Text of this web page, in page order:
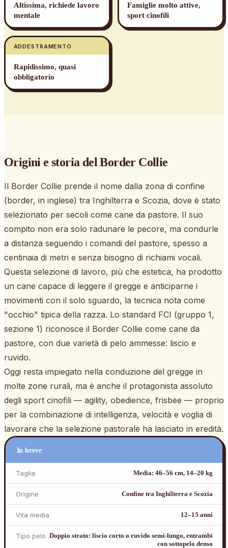
Altissima, richiede lavoro
mentale
Famiglie molto attive,
sport cinofili
ADDESTRAMENTO
Rapidissimo, quasi
obbligatorio
Origini e storia del Border Collie
Il Border Collie prende il nome dalla zona di confine
(border, in inglese) tra Inghilterra e Scozia, dove è stato
selezionato per secoli come cane da pastore. Il suo
compito non era solo radunare le pecore, ma condurle
a distanza seguendo i comandi del pastore, spesso a
centinaia di metri e senza bisogno di richiami vocali.
Questa selezione di lavoro, più che estetica, ha prodotto
un cane capace di leggere il gregge e anticiparne i
movimenti con il solo sguardo, la tecnica nota come
"occhio" tipica della razza. Lo standard FCI (gruppo 1,
sezione 1) riconosce il Border Collie come cane da
pastore, con due varietà di pelo ammesse: liscio e
ruvido.
Oggi resta impiegato nella conduzione del gregge in
molte zone rurali, ma è anche il protagonista assoluto
degli sport cinofili — agility, obedience, frisbee — proprio
per la combinazione di intelligenza, velocità e voglia di
lavorare che la selezione pastorale ha lasciato in eredità.
In breve
Taglia Media: 46–56 cm, 14–20 kg
Origine Confine tra Inghilterra e Scozia
Vita media 12–15 anni
Tipo pelo Doppio strato: liscio corto o ruvido semi-lungo, entrambi
con sottopelo denso